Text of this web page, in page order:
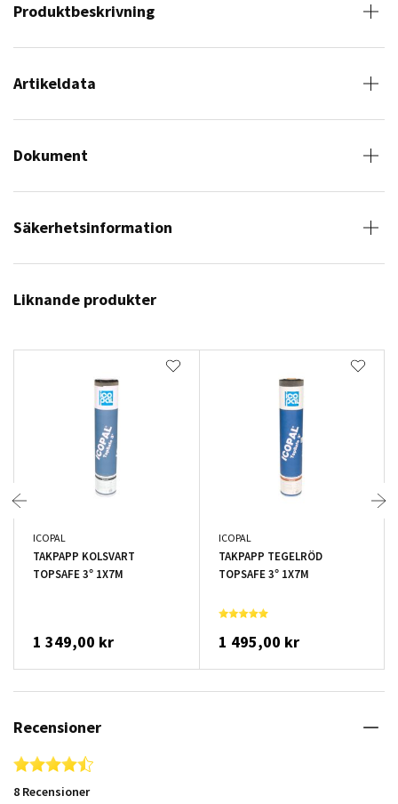
Produktbeskrivning
Artikeldata
Dokument
Säkerhetsinformation
Liknande produkter
ICOPAL
TAKPAPP KOLSVART
TOPSAFE 3° 1X7M
1 349,00 kr
ICOPAL
TAKPAPP TEGELRÖD
TOPSAFE 3° 1X7M
1 495,00 kr
Recensioner
4.4 star rating
8 Recensioner